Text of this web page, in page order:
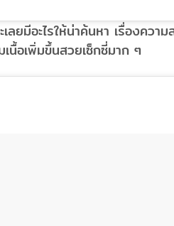
ยมีอะไรให้น่าค้นหา เรื่องควา
นื้อเพิ่มขึ้นสวยเซ็กซี่มาก ๆ